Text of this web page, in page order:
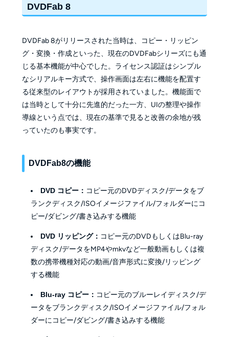
DVDFab 8
DVDFab 8がリリースされた当時は、コピー・リッピン
グ・変換・作成といった、現在のDVDFabシリーズにも通
じる基本機能が中心でした。ライセンス認証はシンプル
なシリアルキー方式で、操作画面は左右に機能を配置す
る従来型のレイアウトが採用されていました。機能面で
は当時として十分に先進的だった一方、UIの整理や操作
導線という点では、現在の基準で見ると改善の余地が残
っていたのも事実です。
DVDFab8の機能
DVD コピー： コピー元のDVDディスク/データをブ
ランクディスク/ISOイメージファイル/フォルダーにコ
ピー/ダビング/書き込みする機能
DVD リッピング： コピー元のDVDもしくはBlu-ray
ディスク/データをMP4やmkvなど一般動画もしくは複
数の携帯機種対応の動画/音声形式に変換/リッピング
する機能
Blu-ray コピー： コピー元のブルーレイディスク/デ
ータをブランクディスク/ISOイメージファイル/フォル
ダーにコピー/ダビング/書き込みする機能